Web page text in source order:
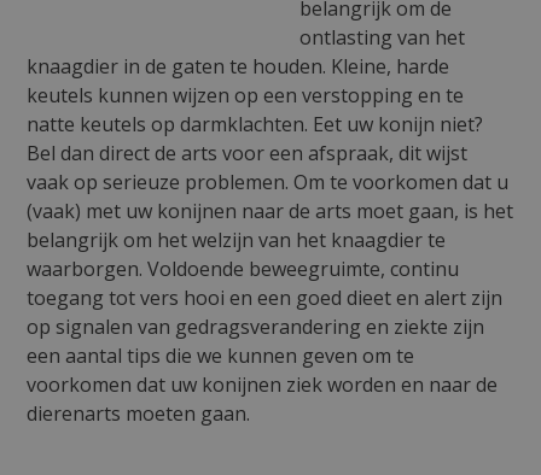
belangrijk om de
ontlasting van het
knaagdier in de gaten te houden. Kleine, harde
keutels kunnen wijzen op een verstopping en te
natte keutels op darmklachten. Eet uw konijn niet?
Bel dan direct de arts voor een afspraak, dit wijst
vaak op serieuze problemen. Om te voorkomen dat u
(vaak) met uw konijnen naar de arts moet gaan, is het
belangrijk om het welzijn van het knaagdier te
waarborgen. Voldoende beweegruimte, continu
toegang tot vers hooi en een goed dieet en alert zijn
op signalen van gedragsverandering en ziekte zijn
een aantal tips die we kunnen geven om te
voorkomen dat uw konijnen ziek worden en naar de
dierenarts moeten gaan.